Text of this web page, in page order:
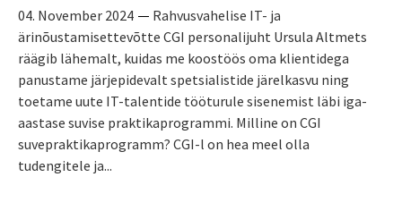
04. November 2024
Rahvusvahelise IT- ja
ärinõustamisettevõtte CGI personalijuht Ursula Altmets
räägib lähemalt, kuidas me koostöös oma klientidega
panustame järjepidevalt spetsialistide järelkasvu ning
toetame uute IT-talentide tööturule sisenemist läbi iga-
aastase suvise praktikaprogrammi. Milline on CGI
suvepraktikaprogramm? CGI-l on hea meel olla
tudengitele ja...